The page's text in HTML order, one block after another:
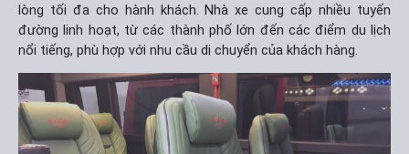
lòng tối đa cho hành khách. Nhà xe cung cấp nhiều tuyến
đường linh hoạt, từ các thành phố lớn đến các điểm du lịch
nổi tiếng, phù hợp với nhu cầu di chuyển của khách hàng.